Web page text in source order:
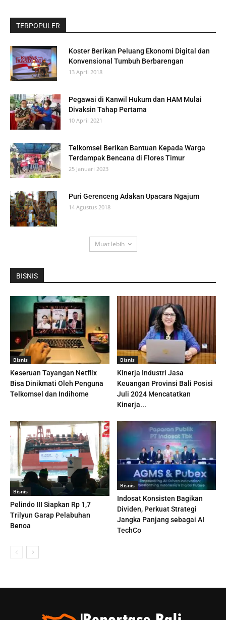
TERPOPULER
Koster Berikan Peluang Ekonomi Digital dan
Konvensional Tumbuh Berbarengan
13 April 2018
Pegawai di Kanwil Hukum dan HAM Mulai
Divaksin Tahap Pertama
10 April 2021
Telkomsel Berikan Bantuan Kepada Warga
Terdampak Bencana di Flores Timur
25 Januari 2023
Puri Gerenceng Adakan Upacara Ngajum
14 Agustus 2018
Muat lebih
BISNIS
Bisnis
Keseruan Tayangan Netflix
Bisa Dinikmati Oleh Penguna
Telkomsel dan Indihome
Bisnis
Kinerja Industri Jasa
Keuangan Provinsi Bali Posisi
Juli 2024 Mencatatkan
Kinerja...
Bisnis
Pelindo III Siapkan Rp 1,7
Trilyun Garap Pelabuhan
Benoa
Bisnis
Indosat Konsisten Bagikan
Dividen, Perkuat Strategi
Jangka Panjang sebagai AI
TechCo